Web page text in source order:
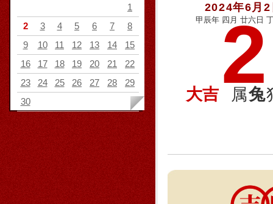
1
2
3 4 5 6 7
8
9
10 11 12 13 14
15
16
17 18 19 20 21
22
23
24 25 26 27 28
29
30
2024年6月2
甲辰年 四月 廿六日
2
大吉 属兔